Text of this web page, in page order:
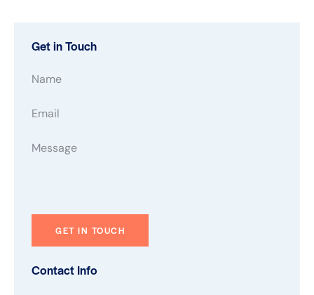
Get in Touch
Contact Info